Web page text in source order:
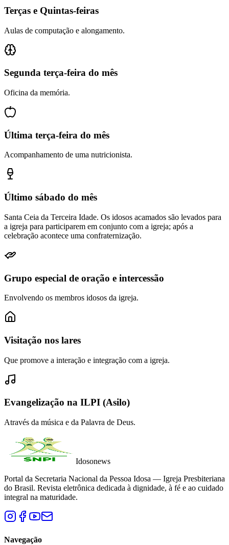
Terças e Quintas-feiras
Aulas de computação e alongamento.
Segunda terça-feira do mês
Oficina da memória.
Última terça-feira do mês
Acompanhamento de uma nutricionista.
Último sábado do mês
Santa Ceia da Terceira Idade. Os idosos acamados são levados para
a igreja para participarem em conjunto com a igreja; após a
celebração acontece uma confraternização.
Grupo especial de oração e intercessão
Envolvendo os membros idosos da igreja.
Visitação nos lares
Que promove a interação e integração com a igreja.
Evangelização na ILPI (Asilo)
Através da música e da Palavra de Deus.
Idosonews
Portal da Secretaria Nacional da Pessoa Idosa — Igreja Presbiteriana
do Brasil. Revista eletrônica dedicada à dignidade, à fé e ao cuidado
integral na maturidade.
Navegação